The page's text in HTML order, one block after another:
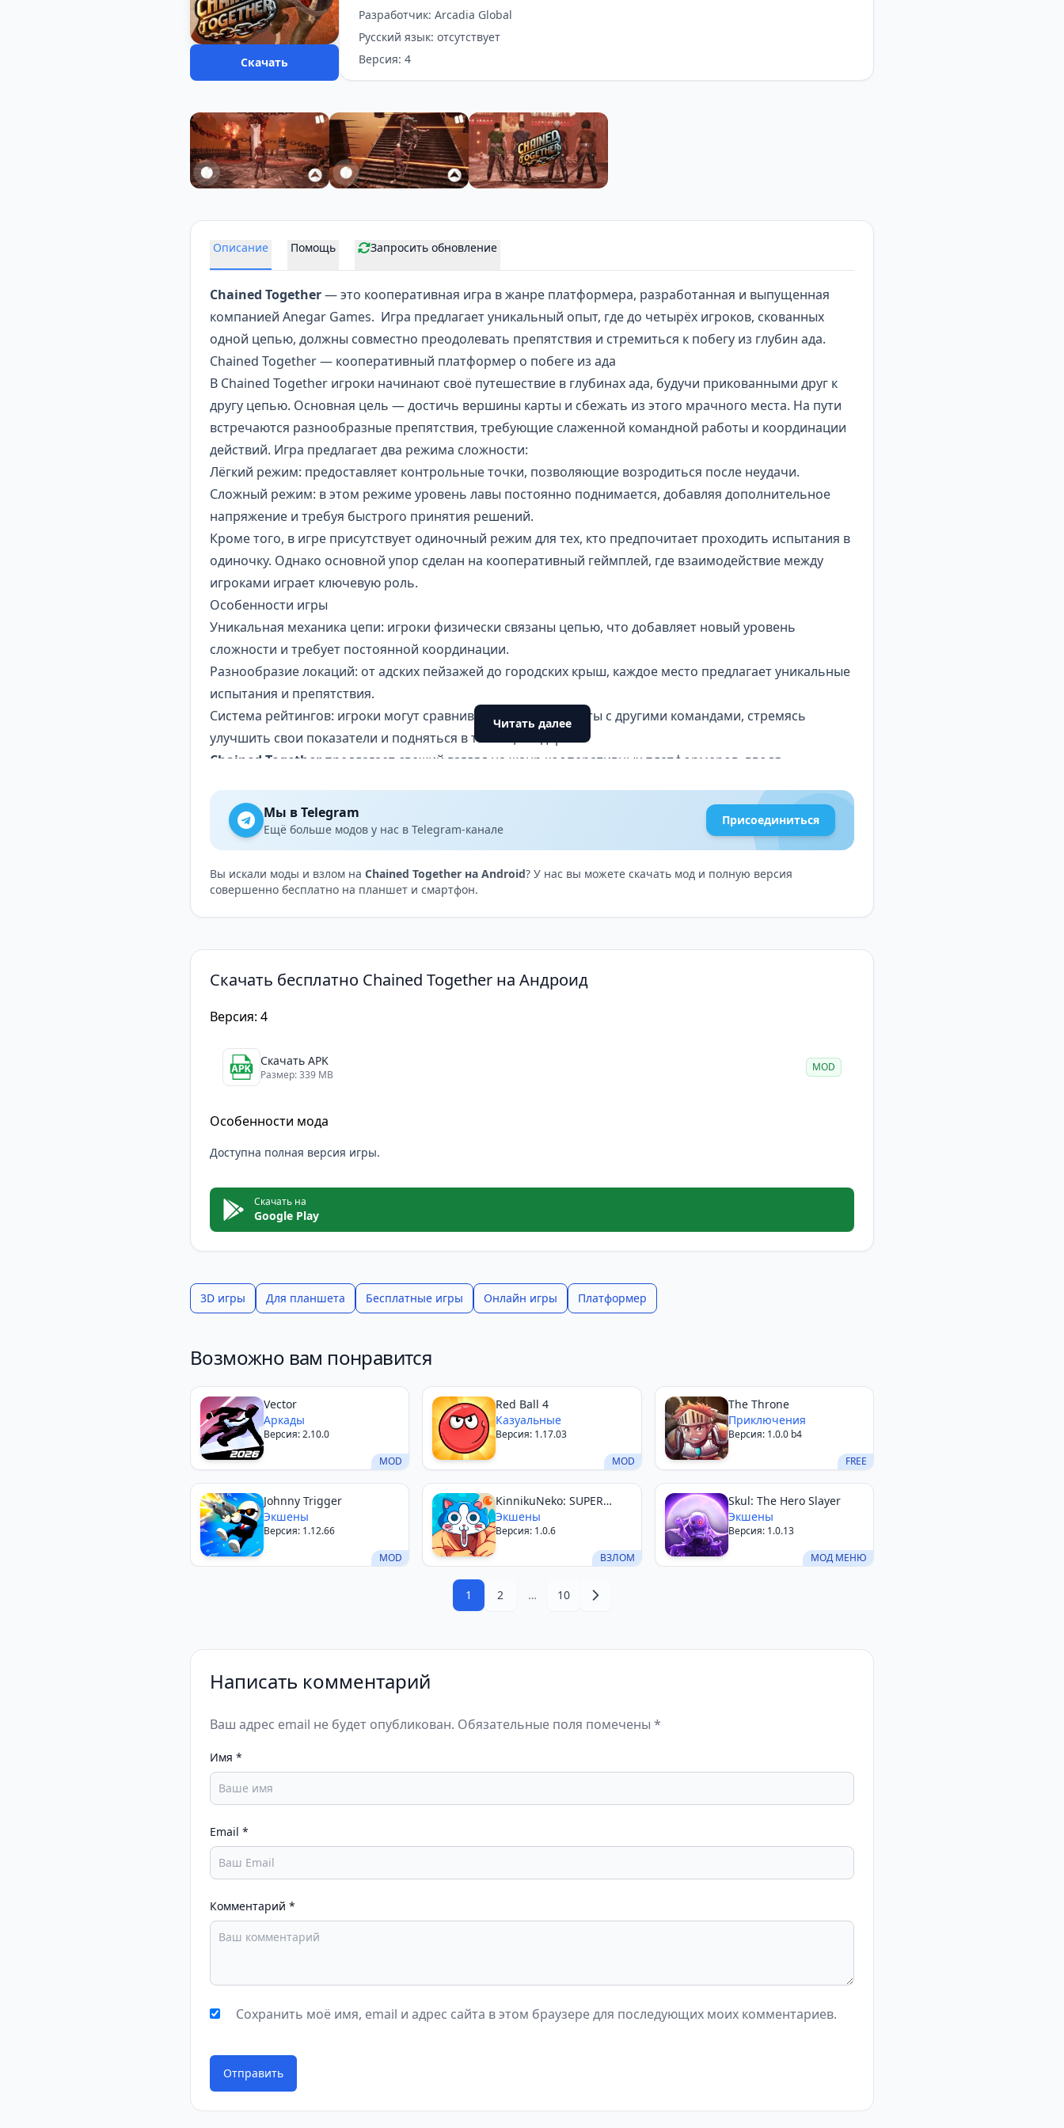
Скачать
Разработчик: Arcadia Global
Русский язык: отсутствует
Версия: 4
Описание Помощь Запросить обновление
Chained Together— это кооперативная игра в жанре платформера, разработанная и выпущенная
компанией Anegar Games. Игра предлагаетуникальный опыт, где до четырёх игроков, скованных
одной цепью, должны совместно преодолевать препятствия и стремиться к побегу из глубин ада.
Chained Together — кооперативный платформер о побеге из ада
В Chained Together игроки начинают своё путешествие в глубинах ада, будучи прикованными друг к
другу цепью. Основная цель — достичь вершины карты и сбежать из этого мрачного места. На пути
встречаются разнообразные препятствия, требующие слаженной командной работы и координации
действий. Игра предлагает два режима сложности:
Лёгкий режим: предоставляет контрольные точки, позволяющие возродиться после неудачи.
Сложный режим: в этом режиме уровень лавы постоянно поднимается, добавляя дополнительное
напряжение и требуя быстрого принятия решений.
Кроме того, в игре присутствует одиночный режим для тех, кто предпочитает проходить испытания в
одиночку. Однако основной упор сделан на кооперативный геймплей, где взаимодействие между
игроками играет ключевую роль.
Особенности игры
Уникальная механика цепи: игроки физически связаны цепью, что добавляет новый уровень
сложности и требует постоянной координации.
Разнообразие локаций: от адских пейзажей до городских крыш, каждое место предлагает уникальные
испытания и препятствия.
Система рейтингов: игроки могут сравнивать свои результаты с другими командами, стремясь
улучшить свои показатели и подняться в таблице лидеров.
Chained Together предлагает свежий взгляд на жанр кооперативных платформеров, вводя
идеально подходит для тех, кто ищет новые впечатления и готов принять вызов, связанный с
совместным прохождением сложных уровней.
Читать далее
Мы в Telegram
Ещё больше модов у нас в Telegram-канале
Присоединиться
Вы искали моды и взлом на Chained Together на Android? У нас вы можете скачать мод и полную версия
совершенно бесплатно на планшет и смартфон.
Скачать бесплатно Chained Together на Андроид
Версия: 4
Скачать APK
Размер: 339 MB
MOD
Особенности мода
Доступна полная версия игры.
Скачать на
Google Play
3D игры Для планшета Бесплатные игры Онлайн игры Платформер
Возможно вам понравится
MOD
Vector
Аркады
Версия: 2.10.0
MOD
Red Ball 4
Казуальные
Версия: 1.17.03
FREE
The Throne
Приключения
Версия: 1.0.0 b4
MOD
Johnny Trigger
Экшены
Версия: 1.12.66
ВЗЛОМ
KinnikuNeko: SUPER
MUSCLE CAT
Экшены
Версия: 1.0.6
МОД МЕНЮ
Skul: The Hero Slayer
Экшены
Версия: 1.0.13
1 2 … 10
Написать комментарий
Ваш адрес email не будет опубликован. Обязательные поля помечены *
Имя *
Email *
Комментарий *
Сохранить моё имя, email и адрес сайта в этом браузере для последующих моих комментариев.
Отправить